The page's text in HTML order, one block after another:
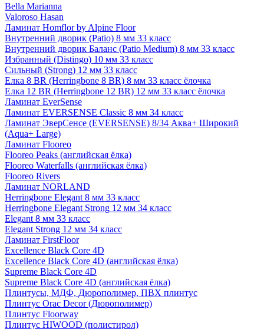
Bella Marianna
Valoroso Hasan
Ламинат Homflor by Alpine Floor
Внутренний дворик (Patio) 8 мм 33 класс
Внутренний дворик Баланс (Patio Medium) 8 мм 33 класс
Избранный (Distingo) 10 мм 33 класс
Сильный (Strong) 12 мм 33 класс
Елка 8 BR (Herringbone 8 BR) 8 мм 33 класс ёлочка
Елка 12 BR (Herringbone 12 BR) 12 мм 33 класс ёлочка
Ламинат EverSense
Ламинат EVERSENSE Classic 8 мм 34 класс
Ламинат ЭверСенсе (EVERSENSE) 8/34 Аква+ Широкий
(Aqua+ Large)
Ламинат Flooreo
Flooreo Peaks (английская ёлка)
Flooreo Waterfalls (английская ёлка)
Flooreo Rivers
Ламинат NORLAND
Herringbone Elegant 8 мм 33 класс
Herringbone Elegant Strong 12 мм 34 класс
Elegant 8 мм 33 класс
Elegant Strong 12 мм 34 класс
Ламинат FirstFloor
Excellence Black Core 4D
Excellence Black Core 4D (английская ёлка)
Supreme Black Core 4D
Supreme Black Core 4D (английская ёлка)
Плинтусы, МДФ, Дюрополимер, ПВХ плинтус
Плинтус Orac Decor (Дюрополимер)
Плинтус Floorway
Плинтус HIWOOD (полистирол)